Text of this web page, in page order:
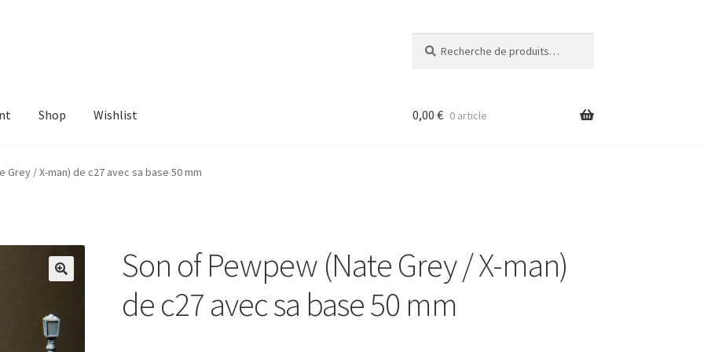
pour :
Shop Wishlist 0,00 € 0 article
Grey / X-man) de c27 avec sa base 50 mm
Son of Pewpew (Nate Grey / X-man)
de c27 avec sa base 50 mm